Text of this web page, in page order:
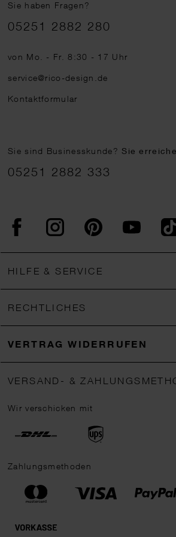
Sie haben Fragen?
Telefonnummer
05251 2882 280
von Mo. - Fr. 8:30 - 17 Uhr
service@rico-design.de
Kontaktformular
Sie sind Businesskunde?Sie
05251 2882 333
FacebookInstagram Pinterest
HILFE & SERVICE
RECHTLICHES
VERTRAG WIDERRUFEN
VERSAND- &
Wir verschicken mit
Zahlungsmethoden